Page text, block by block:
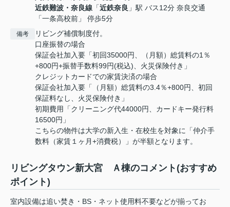
近鉄難波・奈良線 「近鉄奈良 」駅 バス12分 奈良交通
「一条高校前」 停歩5分
備考
リビング補償制度付。
口座振替の場合
保証会社加入要「初回35000円、（月額）総賃料の1％
+800円+振替手数料99円(税込)、火災保険付き」
クレジットカードでの家賃決済の場合
保証会社加入要「（月額）総賃料の3.4％+800円、初回
保証料なし、火災保険付き」
初期費用「クリーニング代44000円、カードキー発行料
16500円」
こちらの物件は大学の新入生・在校生を対象に「仲介手
数料（家賃１ヶ月+消費税）」が半額となります。
リビングタウン新大宮 Ａ棟のコメント(おすすめ
ポイント)
室内設備は追い焚き・BS・ネット使用料不要などが揃ってお